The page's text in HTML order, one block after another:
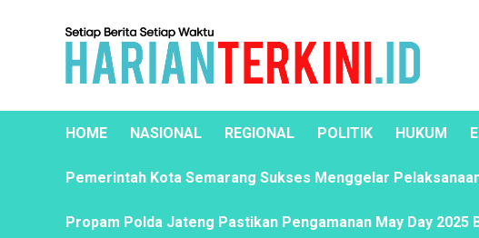
HOME NASIONAL REGIONAL POLITIK HUKUM
Pemerintah Kota Semarang Sukses Menggelar
Propam Polda Jateng Pastikan Pengamanan May Day